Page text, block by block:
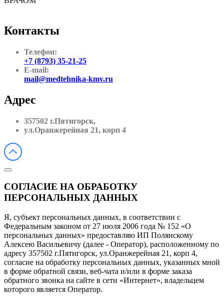
Контакты
Телефон:
+7 (8793) 35-21-25
E-mail:
mail@medtehnika-kmv.ru
Адрес
357502 г.Пятигорск,
ул.Оранжерейная 21, корп 4
СОГЛАСИЕ НА ОБРАБОТКУ
ПЕРСОНАЛЬНЫХ ДАННЫХ
Я, субъект персональных данных, в соответствии с
Федеральным законом от 27 июля 2006 года № 152 «О
персональных данных» предоставляю ИП Полянскому
Алексею Васильевичу (далее - Оператор), расположенному по
адресу 357502 г.Пятигорск, ул.Оранжерейная 21, корп 4,
согласие на обработку персональных данных, указанных мной
в форме обратной связи, веб-чата и/или в форме заказа
обратного звонка на сайте в сети «Интернет», владельцем
которого является Оператор.